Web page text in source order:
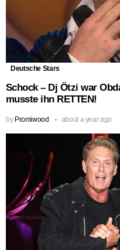
Deutsche Stars
Schock – Dj Ötzi war
musste ihn RETTEN!
by Promiwood about a year ago